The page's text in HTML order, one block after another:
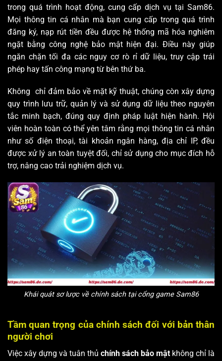
trong quá trình hoạt động, cung cấp dịch vụ tại Sam86.
Mọi thông tin cá nhân mà bạn cung cấp trong quá trình
đăng ký, nạp rút tiền đều được hệ thống mã hóa nghiêm
ngặt bằng công nghệ bảo mật hiện đại. Điều này giúp
ngăn chặn tối đa các nguy cơ rò rỉ dữ liệu, truy cập trái
phép hay tấn công mạng từ bên thứ ba.
Không chỉ đảm bảo về mặt kỹ thuật, chúng còn xây dựng
quy trình lưu trữ, quản lý và sử dụng dữ liệu theo nguyên
tắc minh bạch, đúng quy định pháp luật hiện hành. Hội
viên hoàn toàn có thể yên tâm rằng mọi thông tin cá nhân
như số điện thoại, tài khoản ngân hàng, địa chỉ IP, đều
được xử lý an toàn tuyệt đối, chỉ sử dụng cho mục đích hỗ
trợ, nâng cao trải nghiệm dịch vụ.
Khái quát sơ lược về chính sách tại cổng game Sam86
Tầm quan trọng của chính sách đối với bản thân
người chơi
Việc xây dựng và tuân thủ chính sách bảo mật không chỉ là